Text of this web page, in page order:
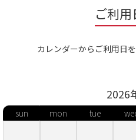
ご利
カレンダーからご利用日
2026
sun mon tue